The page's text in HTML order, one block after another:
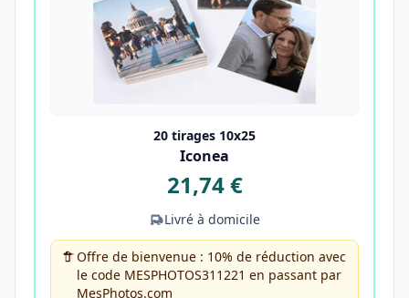
20 tirages 10x25
Iconea
21,74 €
Livré à domicile
Offre de bienvenue : 10% de réduction avec
le code MESPHOTOS311221 en passant par
MesPhotos.com